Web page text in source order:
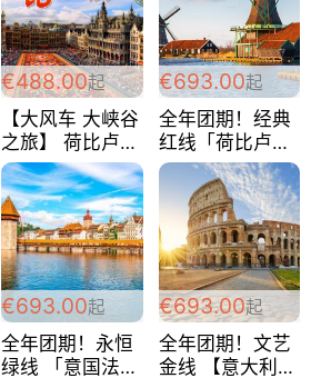
€488.00起
【大风车 大峡谷
之旅】 荷比卢德
法 巴黎上下 经
典五国四日游
488欧/人
€693.00起
全年团期！经典
红线「荷比卢德
法」七天循环 五
国 仅售99欧/人/
天！巴黎上下！
包拼房~
€693.00起
全年团期！永恒
绿线 「意国法
€693.00起
全年团期！文艺
金线 【意大利一